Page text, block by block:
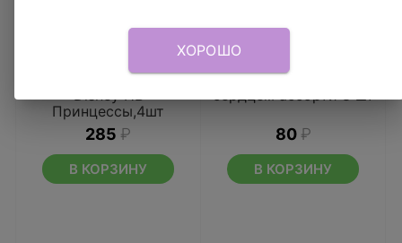
Свечи для торта
Disney HB
Принцессы,4шт
285 ₽
В КОРЗИНУ
Свечи для торта с
сердцем ассорти 8 шт
80 ₽
В КОРЗИНУ
ХОРОШО